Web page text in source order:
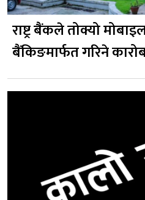
राष्ट्र बैंकले तोक्यो
बैंकिङमार्फत गरिने